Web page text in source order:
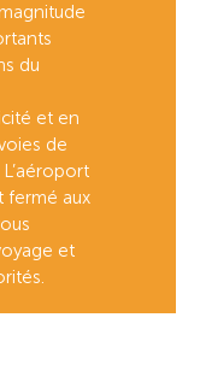
du
et en
de
fermé aux
et